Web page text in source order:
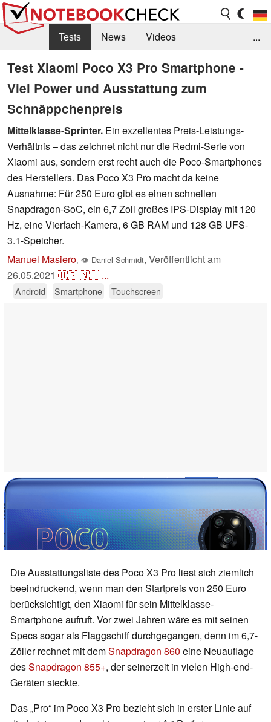
Tests News
Videos
Benchmarks & Tech
Externe Tests
Kaufberatung
Deals Suche
Jobs
Forum
...
Test Xiaomi Poco X3 Pro Smartphone -
Viel Power und Ausstattung zum
Schnäppchenpreis
Mittelklasse-Sprinter. Ein exzellentes Preis-Leistungs-
Verhältnis – das zeichnet nicht nur die Redmi-Serie von
Xiaomi aus, sondern erst recht auch die Poco-Smartphones
des Herstellers. Das Poco X3 Pro macht da keine
Ausnahme: Für 250 Euro gibt es einen schnellen
Snapdragon-SoC, ein 6,7 Zoll großes IPS-Display mit 120
Hz, eine Vierfach-Kamera, 6 GB RAM und 128 GB UFS-
3.1-Speicher.
Manuel Masiero, 👁 Daniel Schmidt, Veröffentlicht am
26.05.2021 🇺🇸🇳🇱 ...
Android Smartphone Touchscreen
Die Ausstattungsliste des Poco X3 Pro liest sich ziemlich
beeindruckend, wenn man den Startpreis von 250 Euro
berücksichtigt, den Xiaomi für sein Mittelklasse-
Smartphone aufruft. Vor zwei Jahren wäre es mit seinen
Specs sogar als Flaggschiff durchgegangen, denn im 6,7-
Zöller rechnet mit demSnapdragon 860 eine Neuauflage
desSnapdragon 855+, der seinerzeit in vielen High-end-
Geräten steckte.
Das „Pro“ im Poco X3 Pro bezieht sich in erster Linie auf